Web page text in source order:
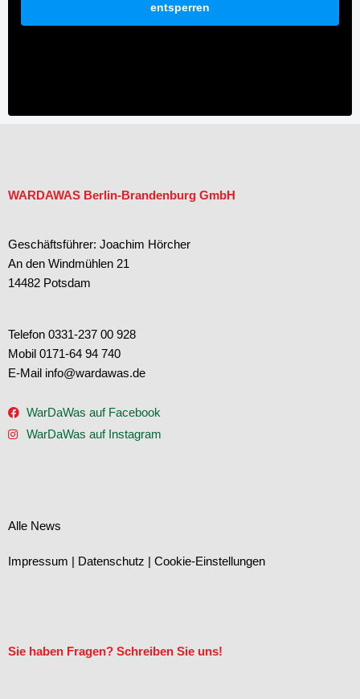
entsperren
WARDAWAS Berlin-Brandenburg GmbH
Geschäftsführer: Joachim Hörcher
An den Windmühlen 21
14482 Potsdam
Telefon 0331-237 00 928
Mobil 0171-64 94 740
E-Mail info@wardawas.de
WarDaWas auf Facebook
WarDaWas auf Instagram
Alle News
Impressum | Datenschutz | Cookie-Einstellungen
Sie haben Fragen? Schreiben Sie uns!